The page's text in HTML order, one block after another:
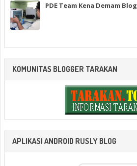
PDE Team Kena Demam Blog
KOMUNITAS BLOGGER TARAKAN
APLIKASI ANDROID RUSLY BLOG